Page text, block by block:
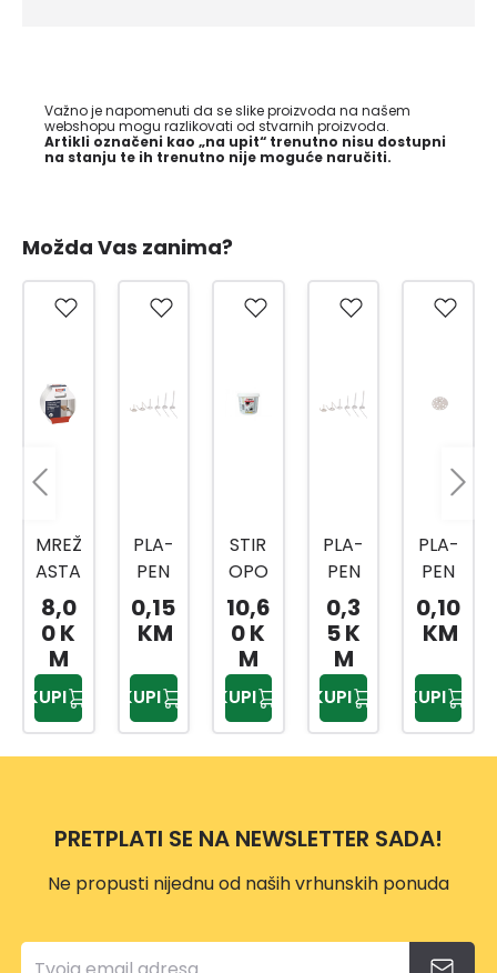
Važno je napomenuti da se slike proizvoda na našem
webshopu mogu razlikovati od stvarnih proizvoda.
Artikli označeni kao „na upit“ trenutno nisu dostupni
na stanju te ih trenutno nije moguće naručiti.
Možda Vas zanima?
PLA-
PEN
TIPL
SIDR
O 90
2062
5
0,15
KM
KUPI
STIR
OPO
R
LJEPI
DEC
OLEP
D-
PLUS
10,6
0 K
KUPI
PLA-
PEN
TIPL
SIDR
O 160
FASA
DNI
9006
23133
0,3
5 K
M
KUPI
PLA-
PEN
PODL
OŠK
A
TIPLA
BEZ
ČEPA
0,10
KM
KUPI
TRO
KUTN
A
LAJS
SA
ZUB
OM
L-2
3,0
0 K
KUPI
PRETPLATI SE NA NEWSLETTER SADA!
Ne propusti nijednu od naših vrhunskih ponuda